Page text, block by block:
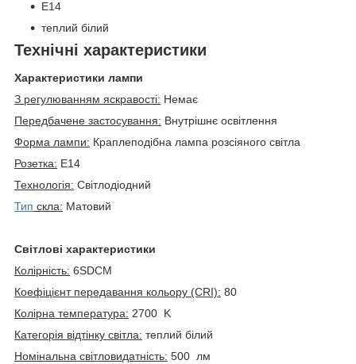
E14
теплий білий
Технічні характеристики
Характеристики лампи
З регулюванням яскравості: Немає
Передбачене застосування: Внутрішнє освітлення
Форма лампи: Краплеподібна лампа розсіяного світла
Розетка: E14
Технологія: Світлодіодний
Тип скла: Матовий
Світлові характеристики
Колірність: 6SDCM
Коефіцієнт передавання кольору (CRI): 80
Колірна температура: 2700 K
Категорія відтінку світла: теплий білий
Номінальна світловидатність: 500 лм